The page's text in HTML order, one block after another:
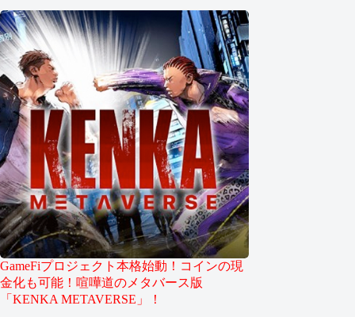
GameFiプロジェクト本格始動！コインの現
金化も可能！喧嘩道のメタバース版
「KENKA METAVERSE」！